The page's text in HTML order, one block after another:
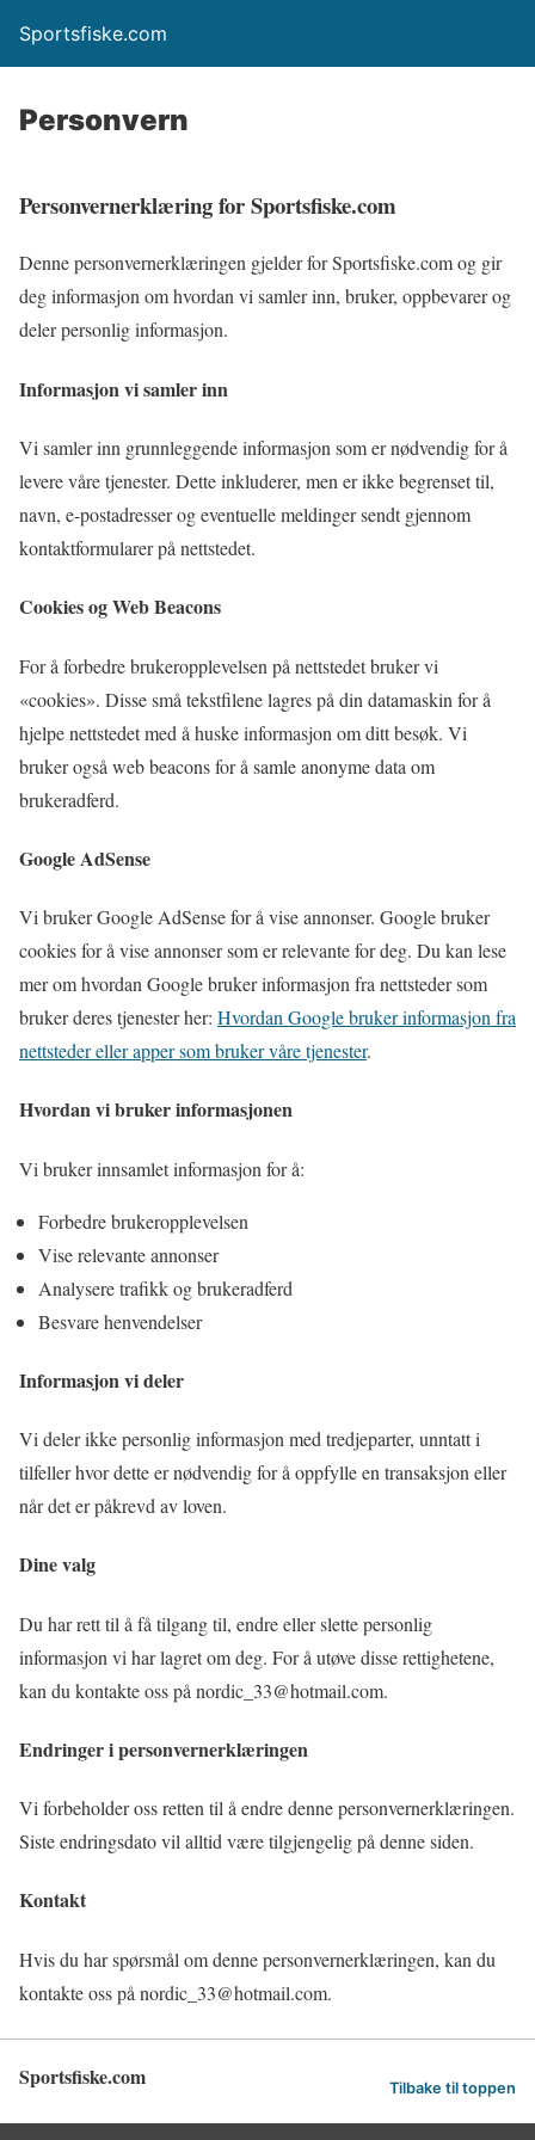
Sportsfiske.com
Personvern
Personvernerklæring for Sportsfiske.com
Denne personvernerklæringen gjelder for Sportsfiske.com og gir
deg informasjon om hvordan vi samler inn, bruker, oppbevarer og
deler personlig informasjon.
Informasjon vi samler inn
Vi samler inn grunnleggende informasjon som er nødvendig for å
levere våre tjenester. Dette inkluderer, men er ikke begrenset til,
navn, e-postadresser og eventuelle meldinger sendt gjennom
kontaktformularer på nettstedet.
Cookies og Web Beacons
For å forbedre brukeropplevelsen på nettstedet bruker vi
«cookies». Disse små tekstfilene lagres på din datamaskin for å
hjelpe nettstedet med å huske informasjon om ditt besøk. Vi
bruker også web beacons for å samle anonyme data om
brukeradferd.
Google AdSense
Vi bruker Google AdSense for å vise annonser. Google bruker
cookies for å vise annonser som er relevante for deg. Du kan lese
mer om hvordan Google bruker informasjon fra nettsteder som
bruker deres tjenester her: Hvordan Google bruker informasjon fra
nettsteder eller apper som bruker våre tjenester.
Hvordan vi bruker informasjonen
Vi bruker innsamlet informasjon for å:
Forbedre brukeropplevelsen
Vise relevante annonser
Analysere trafikk og brukeradferd
Besvare henvendelser
Informasjon vi deler
Vi deler ikke personlig informasjon med tredjeparter, unntatt i
tilfeller hvor dette er nødvendig for å oppfylle en transaksjon eller
når det er påkrevd av loven.
Dine valg
Du har rett til å få tilgang til, endre eller slette personlig
informasjon vi har lagret om deg. For å utøve disse rettighetene,
kan du kontakte oss på nordic_33@hotmail.com.
Endringer i personvernerklæringen
Vi forbeholder oss retten til å endre denne personvernerklæringen.
Siste endringsdato vil alltid være tilgjengelig på denne siden.
Kontakt
Hvis du har spørsmål om denne personvernerklæringen, kan du
kontakte oss på nordic_33@hotmail.com.
Sportsfiske.com Tilbake til toppen